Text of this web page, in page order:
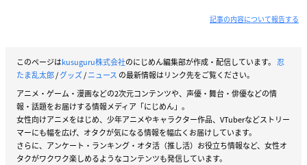
記事の内容について報告する
このページはkusuguru株式会社のにじめん編集部が作成・配信しています。 忍
たま乱太郎/グッズ/ニュース の最新情報はリンク先をご覧ください。
アニメ・ゲーム・漫画などの2次元コンテンツや、声優・舞台・俳優などの情
報・話題をお届けする情報メディア「にじめん」。
女性向けアニメをはじめ、少年アニメやキャラクター作品、VTuberなどストリー
マーにも幅を広げ、オタクが気になる情報を幅広くお届けしています。
さらに、アンケート・ランキング・オタ活（推し活）お役立ち情報など、女性オ
タクがワクワク楽しめるようなコンテンツも発信しています。